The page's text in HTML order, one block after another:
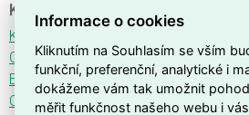
Ke stažení
Katalogový list
CE
ENEC
CB
Informace o cookies
Kliknutím na Souhlasím se vším
funkční, preferenční, analytické i
dokážeme vám tak umožnit
měřit funkčnost našeho webu i